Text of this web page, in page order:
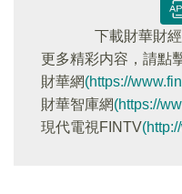
下載財華財
更多精彩内容，請點
財華網(https://
財華智庫網(https://
現代電視FINTV